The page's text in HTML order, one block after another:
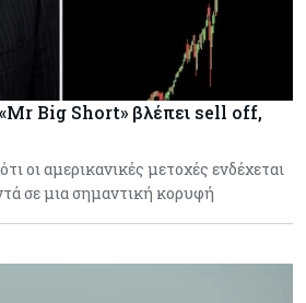
Big Short» βλέπει sell off,
οι αμερικανικές μετοχές ενδέχεται
σε μια σημαντική κορυφή